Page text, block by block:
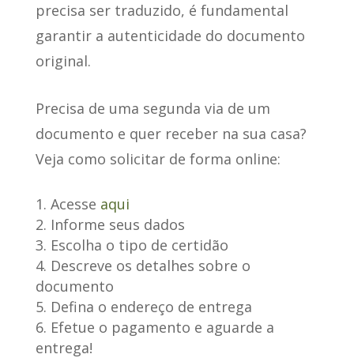
precisa ser traduzido, é fundamental
garantir a autenticidade do documento
original.
Precisa de uma segunda via de um
documento e quer receber na sua casa?
Veja como solicitar de forma online:
Acesse aqui
Informe seus dados
Escolha o tipo de certidão
Descreve os detalhes sobre o
documento
Defina o endereço de entrega
Efetue o pagamento e aguarde a
entrega!